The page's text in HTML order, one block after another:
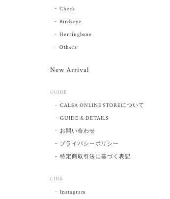
Check
Birdseye
Herringbone
Others
New Arrival
GUIDE
CALSA ONLINE STOREについて
GUIDE & DETAILS
お問い合わせ
プライバシーポリシー
特定商取引法に基づく表記
LINK
Instagram